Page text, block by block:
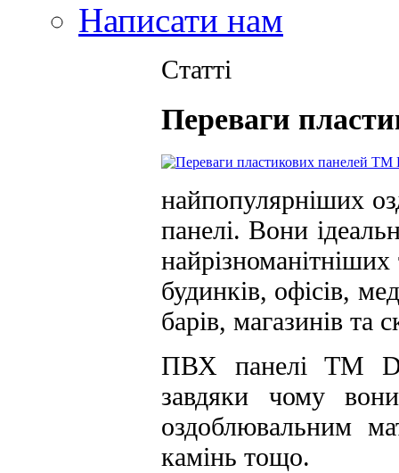
Написати нам
Статті
Переваги
найпопулярніших
панелі. Вони
будинків, офісів,
барів, магазинів та
ПВХ панелі ТМ
завдяки чому
оздоблювальним
камінь тощо.